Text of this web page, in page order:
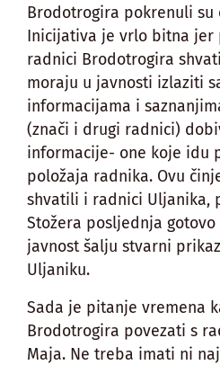
Brodotrogira pokrenuli su
Inicijativa je vrlo bitna jer
radnici Brodotrogira
moraju u javnosti izlaziti
informacijama i
(znači i drugi radnici)
informacije- one koje idu
položaja radnika. Ovu
shvatili i radnici Uljanika,
Stožera posljednja gotovo
javnost šalju stvarni
Uljaniku.
Sada je pitanje vremena
Brodotrogira povezati s
Maja. Ne treba imati ni